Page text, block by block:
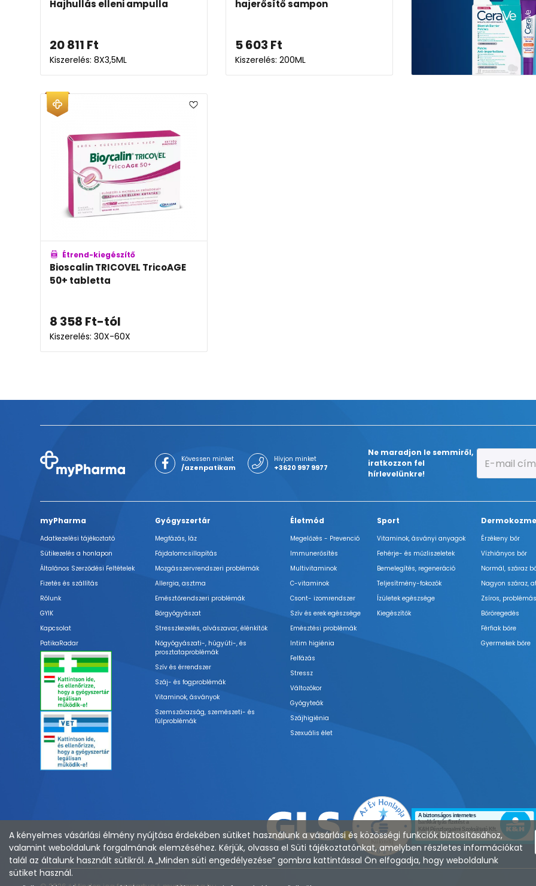
Hajhullás elleni ampulla
20 811 Ft
Kiszerelés: 8X3,5ML
hajerősítő sampon
5 603 Ft
Kiszerelés: 200ML
Étrend-kiegészítő
Bioscalin TRICOVEL TricoAGE
50+ tabletta
8 358 Ft-tól
Kiszerelés: 30X-60X
Kövessen minket
/azenpatikam
Hívjon minket
+3620 997 9977
Ne maradjon le semmiről,
iratkozzon fel
hírlevelünkre!
myPharma
Adatkezelési tájékoztató
Sütikezelés a honlapon
Általános Szerződési Feltételek
Fizetés és szállítás
Rólunk
GYIK
Kapcsolat
PatikaRadar
Gyógyszertár
Megfázás, láz
Fájdalomcsillapítás
Mozgásszervrendszeri problémák
Allergia, asztma
Emésztőrendszeri problémák
Bőrgyógyászat
Stresszkezelés, alvászavar, élénkítők
Nőgyógyászati-, húgyúti-, és
prosztataproblémák
Szív és érrendszer
Száj- és fogproblémák
Vitaminok, ásványok
Szemszárazság, szemészeti- és
fülproblémák
Életmód
Megelőzés - Prevenció
Immunerősítés
Multivitaminok
C-vitaminok
Csont- izomrendszer
Szív és erek egészsége
Emésztési problémák
Intim higiénia
Felfázás
Stressz
Változókor
Gyógyteák
Szájhigiénia
Szexuális élet
Sport
Vitaminok, ásványi anyagok
Fehérje- és műzliszeletek
Bemelegítés, regeneráció
Teljesítmény-fokozók
Ízületek egészsége
Kiegészítők
Érzékeny bőr
Vízhiányos bőr
Normál, száraz
Nagyon száraz,
Zsíros,
Bőröregedés
Férfiak bőre
Gyermekek bőre
A kényelmes vásárlási élmény nyújtása érdekében sütiket használunk a vásárlási és közösségi funkciók biztosításához,
valamint weboldalunk forgalmának elemzéséhez. Kérjük, olvassa el Süti tájékoztatónkat, amelyben részletes információkat
talál az általunk használt sütikről. A „Minden süti engedélyezése” gombra kattintással Ön elfogadja, hogy weboldalunk
sütiket használ.